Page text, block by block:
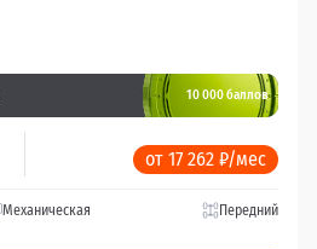
10 000 баллов
от 17 262 ₽/мес
Механическая Передний